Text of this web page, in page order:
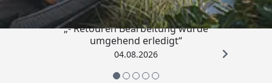
„- Retouren Bearbeitung wurde
umgehend erledigt“
04.08.2026